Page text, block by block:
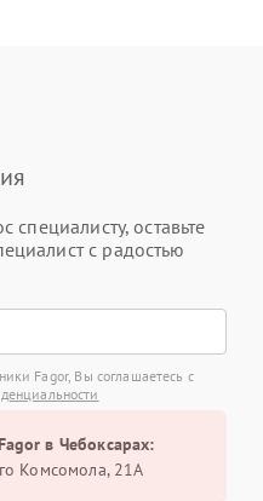
специалисту, оставьте
с радостью
Fagor, Вы соглашаетесь с
в Чебоксарах:
Комсомола, 21А